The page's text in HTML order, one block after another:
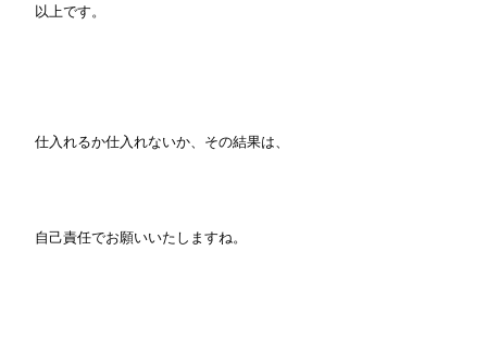
以上です。
仕入れるか仕入れないか、その結果は、
自己責任でお願いいたしますね。